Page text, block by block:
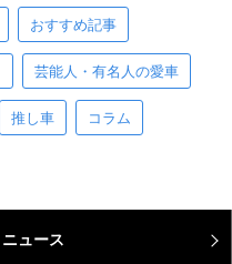
おすすめ記事
芸能人・有名人の愛車
推し車 コラム
ニュース